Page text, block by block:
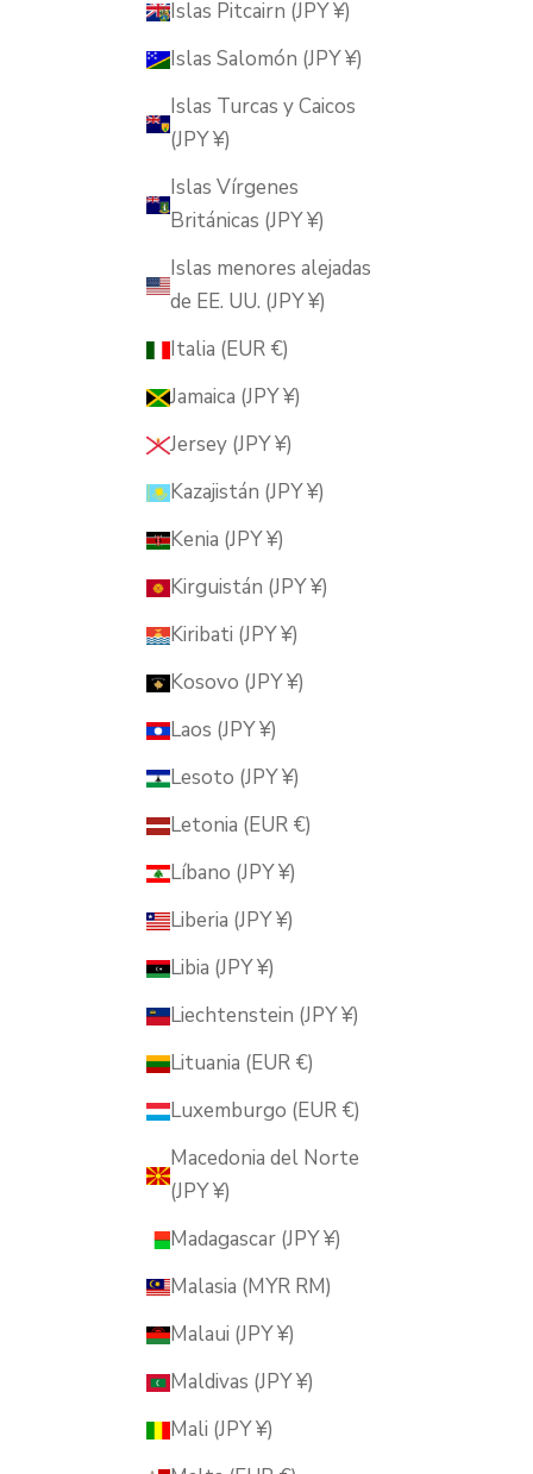
Islas Pitcairn (JPY ¥)
Islas Salomón (JPY ¥)
Islas Turcas y Caicos
(JPY ¥)
Islas Vírgenes
Británicas (JPY ¥)
Islas menores alejadas
de EE. UU. (JPY ¥)
Italia (EUR €)
Jamaica (JPY ¥)
Jersey (JPY ¥)
Kazajistán (JPY ¥)
Kenia (JPY ¥)
Kirguistán (JPY ¥)
Kiribati (JPY ¥)
Kosovo (JPY ¥)
Laos (JPY ¥)
Lesoto (JPY ¥)
Letonia (EUR €)
Líbano (JPY ¥)
Liberia (JPY ¥)
Libia (JPY ¥)
Liechtenstein (JPY ¥)
Lituania (EUR €)
Luxemburgo (EUR €)
Macedonia del Norte
(JPY ¥)
Madagascar (JPY ¥)
Malasia (MYR RM)
Malaui (JPY ¥)
Maldivas (JPY ¥)
Mali (JPY ¥)